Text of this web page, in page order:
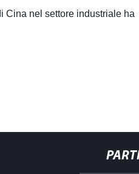
Cina nel settore industriale ha